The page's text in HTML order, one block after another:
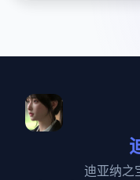
迪亚纳之